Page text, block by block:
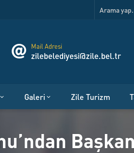
Mail Adresi
zilebelediyesi@zile.bel.tr
Galeri Zile Turizm